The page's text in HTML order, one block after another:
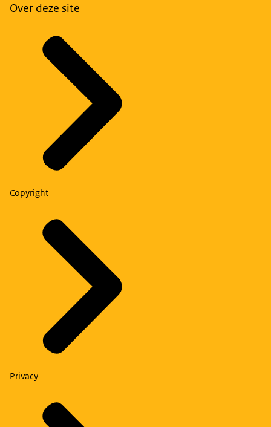
Over deze site
Copyright
Privacy